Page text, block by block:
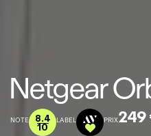
Netgear
NOTE 8.4
10
LABEL PRIX